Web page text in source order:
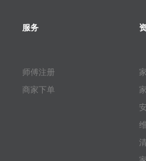
服务
师傅注册
商家下单